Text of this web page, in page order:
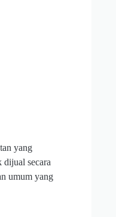
yang
dijual secara
umum yang